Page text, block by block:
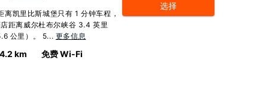
凯里比斯城堡只有 1 分钟车程，
距离威尔杜布尔峡谷 3.4 英里
公里）。 5... 更多信息
km 免费 Wi-Fi
选择